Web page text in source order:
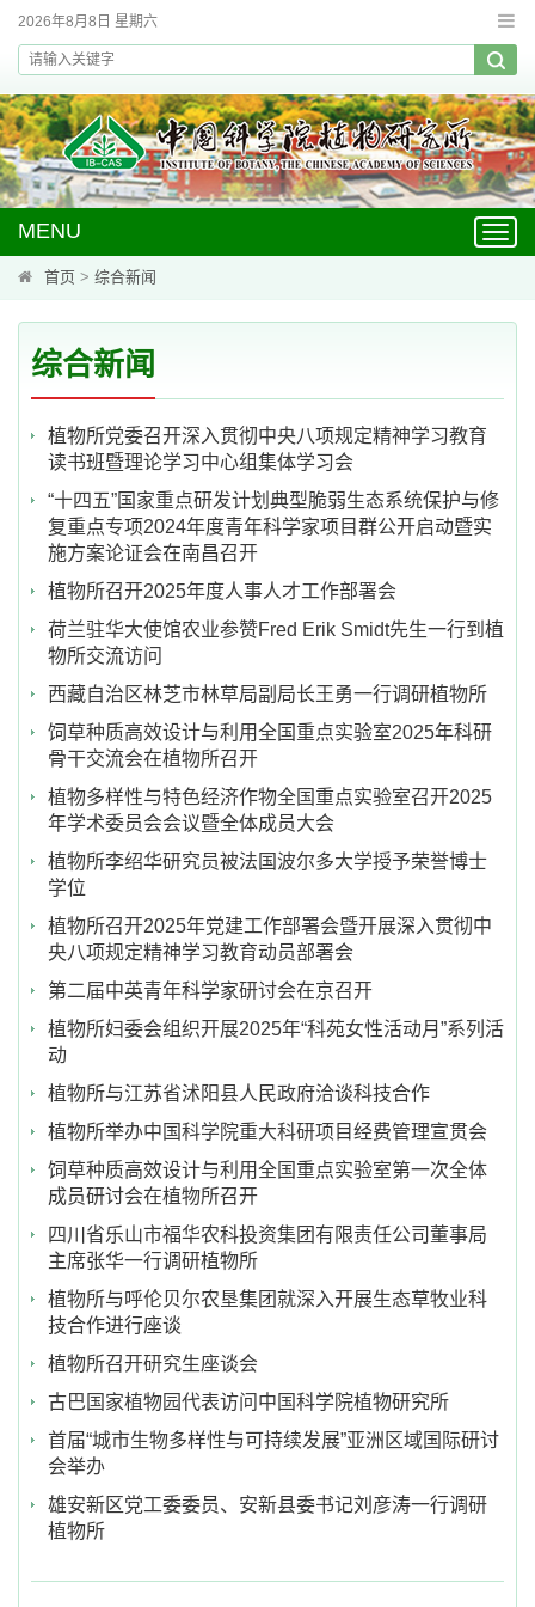
2026年8月8日 星期六
MENU
首页 > 综合新闻
综合新闻
植物所党委召开深入贯彻中央八项规定精神学习教育
读书班暨理论学习中心组集体学习会
“十四五”国家重点研发计划典型脆弱生态系统保护与修
复重点专项2024年度青年科学家项目群公开启动暨实
施方案论证会在南昌召开
植物所召开2025年度人事人才工作部署会
荷兰驻华大使馆农业参赞Fred Erik Smidt先生一行到植
物所交流访问
西藏自治区林芝市林草局副局长王勇一行调研植物所
饲草种质高效设计与利用全国重点实验室2025年科研
骨干交流会在植物所召开
植物多样性与特色经济作物全国重点实验室召开2025
年学术委员会会议暨全体成员大会
植物所李绍华研究员被法国波尔多大学授予荣誉博士
学位
植物所召开2025年党建工作部署会暨开展深入贯彻中
央八项规定精神学习教育动员部署会
第二届中英青年科学家研讨会在京召开
植物所妇委会组织开展2025年“科苑女性活动月”系列活
动
植物所与江苏省沭阳县人民政府洽谈科技合作
植物所举办中国科学院重大科研项目经费管理宣贯会
饲草种质高效设计与利用全国重点实验室第一次全体
成员研讨会在植物所召开
四川省乐山市福华农科投资集团有限责任公司董事局
主席张华一行调研植物所
植物所与呼伦贝尔农垦集团就深入开展生态草牧业科
技合作进行座谈
植物所召开研究生座谈会
古巴国家植物园代表访问中国科学院植物研究所
首届“城市生物多样性与可持续发展”亚洲区域国际研讨
会举办
雄安新区党工委委员、安新县委书记刘彦涛一行调研
植物所